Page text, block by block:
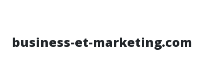
business-et-marketing.com